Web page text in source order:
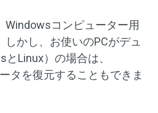
Windowsコンピューター用
しかし、お使いのPCがデュ
Linux）の場合は、
タを復元することもできま